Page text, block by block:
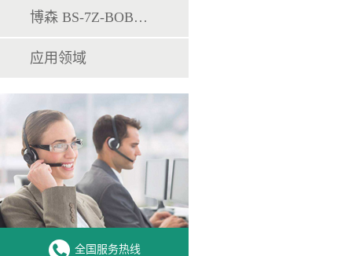
博森 BS-7Z-BOBA-H-00024
应用领域
全国服务热线